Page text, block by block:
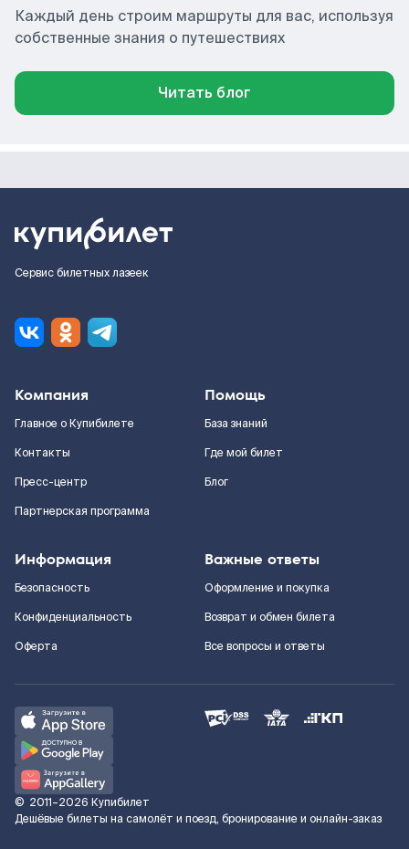
Каждый день строим маршруты для вас, используя
собственные знания о путешествиях
Читать блог
Сервис билетных лазеек
Компания
Главное о Купибилете
Контакты
Пресс-центр
Партнерская программа
Помощь
База знаний
Где мой билет
Блог
Информация
Безопасность
Конфиденциальность
Оферта
Важные ответы
Оформление и покупка
Возврат и обмен билета
Все вопросы и ответы
© 2011–2026 Купибилет
Дешёвые билеты на самолёт и поезд, бронирование и онлайн-заказ